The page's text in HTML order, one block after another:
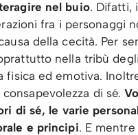
nel buio. Difatti,
fra i personaggi
della cecità. Per
nella tribù degli
fisica ed emotiva.
di sé.
di sé, le varie
e principi. E